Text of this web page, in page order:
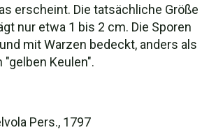
erscheint. Die tatsächliche Größe
nur etwa 1 bis 2 cm. Die Sporen
mit Warzen bedeckt, anders als
"gelben Keulen".
Pers., 1797